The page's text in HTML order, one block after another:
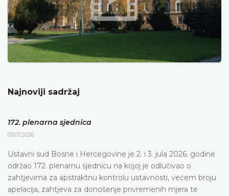
Najnoviji sadržaj
172. plenarna sjednica
03.07.2026.
Ustavni sud Bosne i Hercegovine je 2. i 3. jula 2026. godine
održao 172. plenarnu sjednicu na kojoj je odlučivao o
zahtjevima za apstraktnu kontrolu ustavnosti, većem broju
apelacija, zahtjeva za donošenje privremenih mjera te